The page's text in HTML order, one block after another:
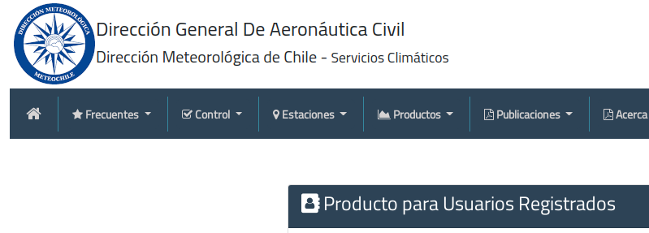
Frecuentes Control Estaciones Productos Publicaciones Acerca
Producto para Usuarios Registrados